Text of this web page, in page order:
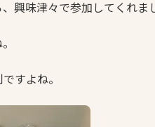
興味津々で参加してくれま
すよね。